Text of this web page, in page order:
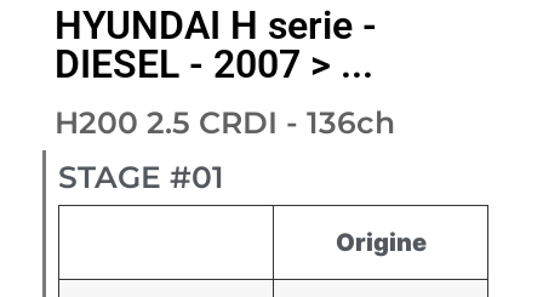
HYUNDAI H serie -
DIESEL - 2007 > ...
H200 2.5 CRDI - 136ch
STAGE #01
Origine